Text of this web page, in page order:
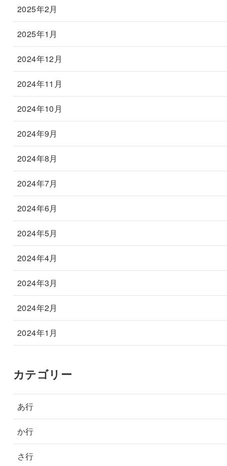
2025年2月
2025年1月
2024年12月
2024年11月
2024年10月
2024年9月
2024年8月
2024年7月
2024年6月
2024年5月
2024年4月
2024年3月
2024年2月
2024年1月
カテゴリー
あ行
か行
さ行